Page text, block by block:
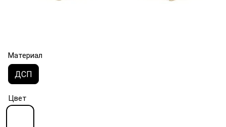
Материал
ДСП
Цвет